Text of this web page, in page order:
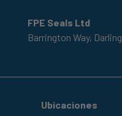
FPE Seals Ltd
Barrington Way,
Ubicaciones